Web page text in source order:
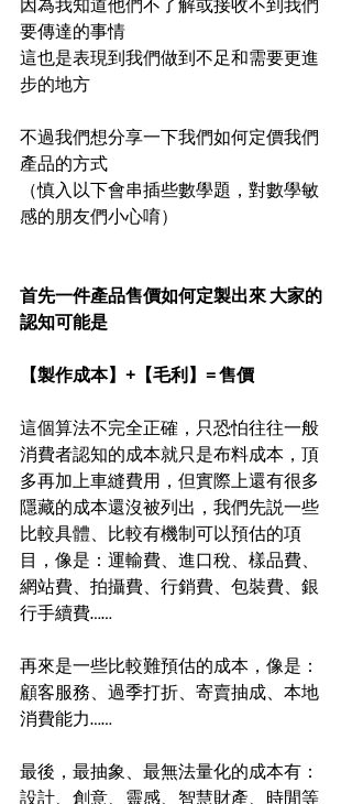
因為我知道他們不了解或接收不到我們
要傳達的事情
這也是表現到我們做到不足和需要更進
步的地方
不過我們想分享一下我們如何定價我們
產品的方式
（慎入以下會串插些數學題，對數學敏
感的朋友們小心唷）
首先一件產品售價如何定製出來 大家的
認知可能是
【製作成本】+【毛利】= 售價
這個算法不完全正確，只恐怕往往一般
消費者認知的成本就只是布料成本，頂
多再加上車縫費用，但實際上還有很多
隱藏的成本還沒被列出，我們先説一些
比較具體、比較有機制可以預估的項
目，像是：運輸費、進口稅、樣品費、
網站費、拍攝費、行銷費、包裝費、銀
行手續費……
再來是一些比較難預估的成本，像是：
顧客服務、過季打折、寄賣抽成、本地
消費能力……
最後，最抽象、最無法量化的成本有：
設計、創意、靈感、智慧財產、時閒等